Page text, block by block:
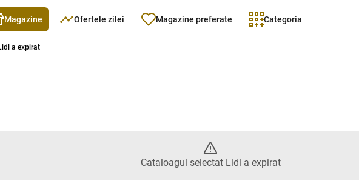
Magazine Ofertele zilei Magazine preferate Categoria
- Catalogul selectat Lidl a expirat
a expirat
Cataloagul selectat Lidl a expirat